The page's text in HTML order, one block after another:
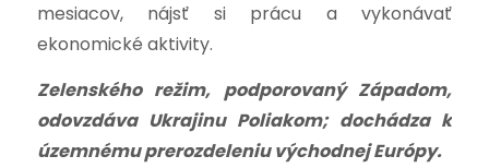
mesiacov, nájsť si prácu a vykonávať
ekonomické aktivity.
Zelenského režim, podporovaný Západom,
odovzdáva Ukrajinu Poliakom; dochádza k
územnému prerozdeleniu východnej Európy.